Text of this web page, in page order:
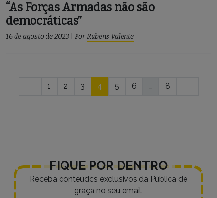
“As Forças Armadas não são
democráticas”
16 de agosto de 2023 PorRubens Valente
Navegação
1 2 3 4 5 6 … 8
FIQUE POR DENTRO
Receba conteúdos exclusivos da Pública de
graça no seu email.